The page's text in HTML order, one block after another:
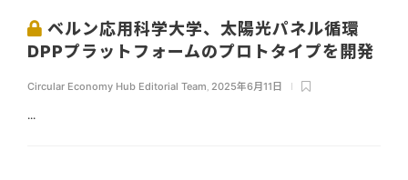
ベルン応用科学大学、太陽光パネル循環
DPPプラットフォームのプロトタイプを開発
Circular Economy Hub Editorial Team 2025年6月11日
...